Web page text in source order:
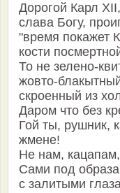
Дорогой Карл
слава Богу,
"время покажет
кости
То не зелено-
жовто-
скроенный из
Даром что без
Гой ты, рушник,
жмене!
Не нам,
Сами под
с залитыми